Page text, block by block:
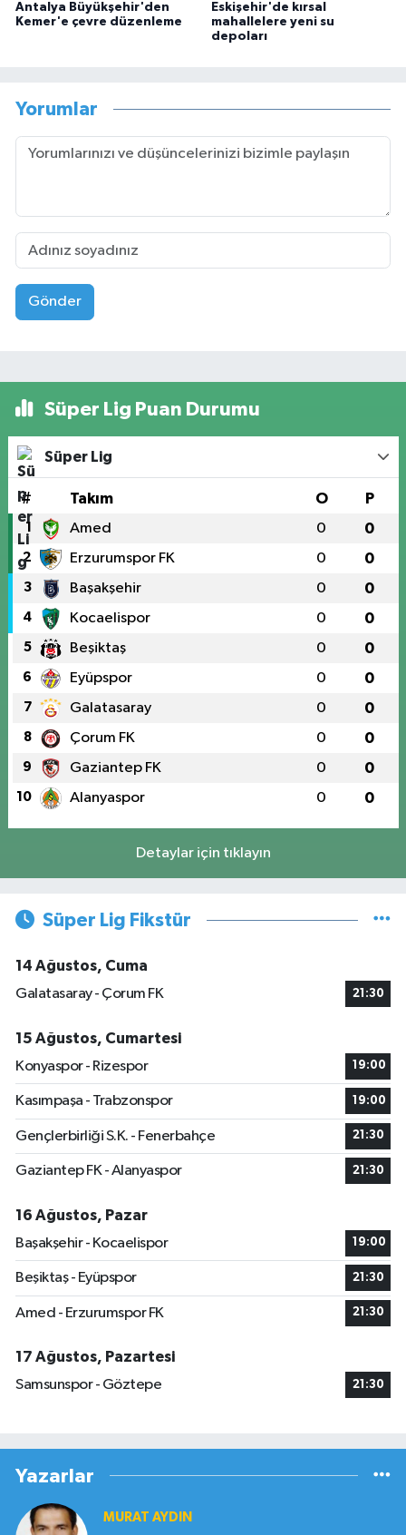
Antalya Büyükşehir'den
Kemer'e çevre düzenleme
Eskişehir'de kırsal
mahallelere yeni su
depoları
Yorumlar
Gönder
Süper Lig Puan Durumu
Süper Lig
# Takım O P
1 Amed 0 0
2 Erzurumspor FK 0 0
3 Başakşehir 0 0
4 Kocaelispor 0 0
5 Beşiktaş 0 0
6 Eyüpspor 0 0
7 Galatasaray 0 0
8 Çorum FK 0 0
9 Gaziantep FK 0 0
10 Alanyaspor 0 0
Detaylar için tıklayın
Süper Lig Fikstür
14 Ağustos, Cuma
Galatasaray - Çorum FK
21:30
15 Ağustos, Cumartesi
Konyaspor - Rizespor
19:00
Kasımpaşa - Trabzonspor 19:00
Gençlerbirliği S.K. - Fenerbahçe 21:30
Gaziantep FK - Alanyaspor 21:30
16 Ağustos, Pazar
Başakşehir - Kocaelispor
19:00
Beşiktaş - Eyüpspor 21:30
Amed - Erzurumspor FK 21:30
17 Ağustos, Pazartesi
Samsunspor - Göztepe
21:30
Yazarlar
MURAT AYDIN